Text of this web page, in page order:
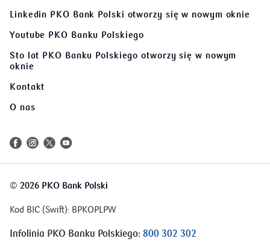
Linkedin PKO Bank Polski otworzy się w nowym oknie
Youtube PKO Banku Polskiego
Sto lat PKO Banku Polskiego otworzy się w nowym
oknie
Kontakt
O nas
© 2026 PKO Bank Polski
Kod BIC (Swift): BPKOPLPW
Infolinia PKO Banku Polskiego: 800 302 302